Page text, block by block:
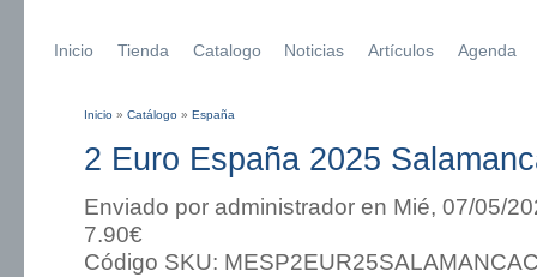
Inicio Tienda Catalogo Noticias Artículos Agenda
Inicio » Catálogo » España
2 Euro España 2025
Enviado por administrador en Mié, 07/05/
7.90€
Código SKU: